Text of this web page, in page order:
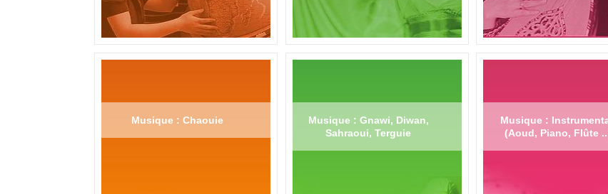
Musique : Chaouie
Musique : Gnawi, Diwan,
Sahraoui, Terguie
Musique :
(Aoud, Piano, Flûte